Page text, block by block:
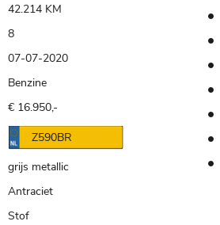
42.214 KM
8
07-07-2020
Benzine
€ 16.950,-
Z590BR
grijs metallic
Antraciet
Stof